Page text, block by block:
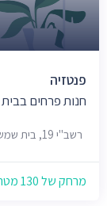
פנטזיה
חנות פרחים
רשב"י 19, בית שמש
מרחק של 130 מטר